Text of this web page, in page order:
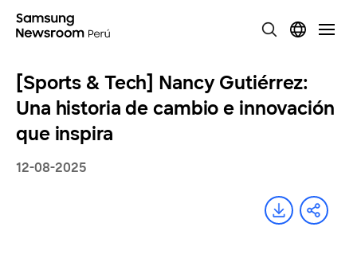
[Sports & Tech] Nancy Gutiérrez:
Una historia de cambio e innovación
que inspira
12-08-2025